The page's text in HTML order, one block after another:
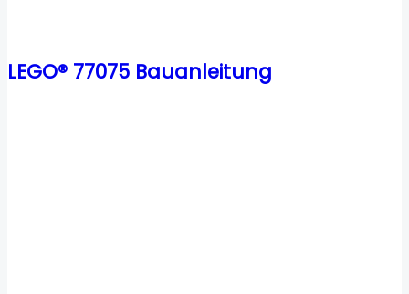
LEGO® 77075 Bauanleitung